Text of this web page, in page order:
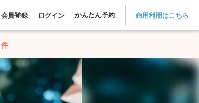
会員登録 ログイン かんたん予約 商用利用はこちら
件